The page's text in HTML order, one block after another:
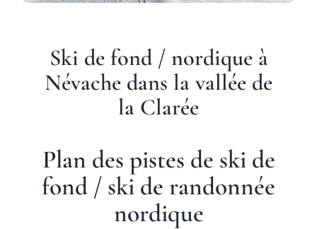
Séjours été
Névache
Ski de fond / nordique à
Névache dans la vallée de
la Clarée
Plan des pistes de ski de
fond / ski de randonnée
nordique